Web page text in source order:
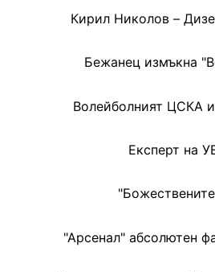
Кирил Николов –
Бежанец измъкна
Волейболният ЦСКА
Експерт на
"Арсенал" абсолютен